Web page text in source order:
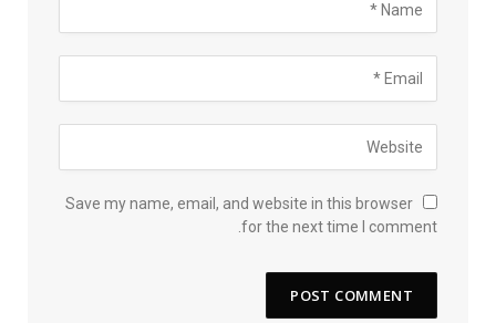
Save my name, email, and website in this browser
for the next time I comment.